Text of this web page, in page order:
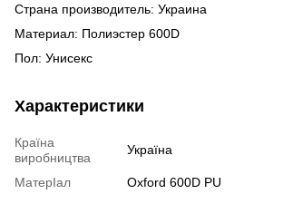
Страна производитель: Украина
Материал: Полиэстер 600D
Пол: Унисекс
Характеристики
Країна
виробництва
Україна
МатерІал Oxford 600D PU